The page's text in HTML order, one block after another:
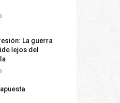
La guerra
lejos del